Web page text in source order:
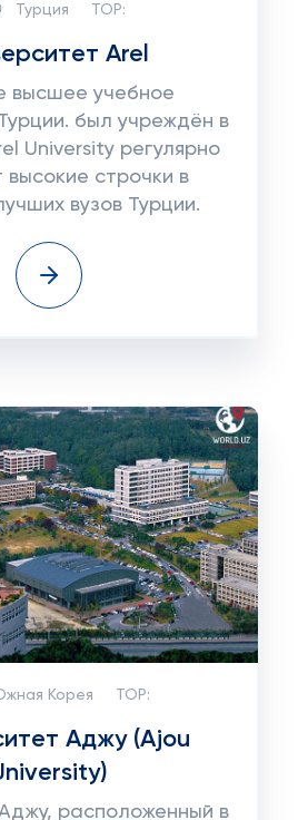
Турция TOP:
Arel
высшее учебное
был учреждён в
University регулярно
высокие строчки в
вузов Турции.
Корея TOP:
Аджу (Ajou
расположенный в